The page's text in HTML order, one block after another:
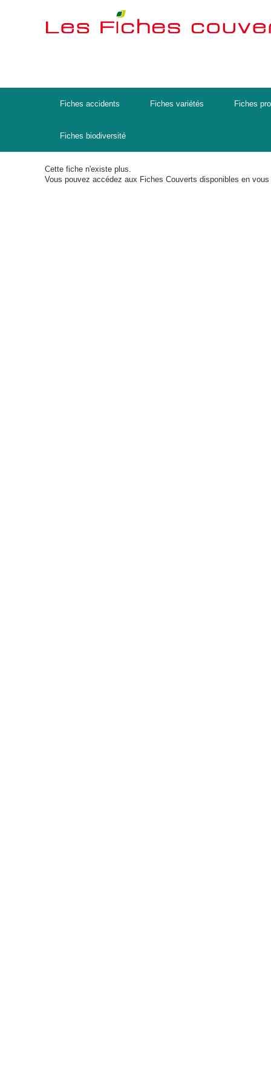
Fiches accidents Fiches variétés Fiches
Fiches biodiversité
Cette fiche n'existe plus.
Vous pouvez accédez aux Fiches Couverts disponibles en